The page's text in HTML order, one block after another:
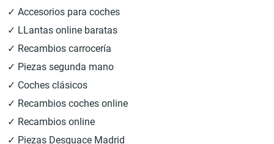
✓ Accesorios para coches
✓ LLantas online baratas
✓ Recambios carrocería
✓ Piezas segunda mano
✓ Coches clásicos
✓ Recambios coches online
✓ Recambios online
✓ Piezas Desguace Madrid